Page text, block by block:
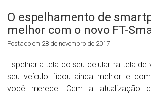
O espelhamento de
melhor com o novo FT-
Postado em 28 de novembro de 2017
Espelhar a tela do seu celular na tela de
seu veículo ficou ainda melhor e
você merece. Com a atualização